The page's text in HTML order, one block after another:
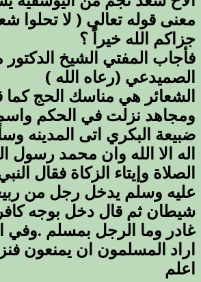
معنى قوله تعالى ( لا تحلوا
جزاكم الله خيراً ؟
فأجاب المفتي الشيخ
الصميدعي (رعاه الله )
الشعائر هي مناسك الحج
ومجاهد نزلت في الحكم
ضبيعة البكري اتى المدينه
اله الا الله وان محمد رسول
الصلاة وإيتاء الزكاة فقال
عليه وسلم يدخل رجل من
شيطان ثم قال دخل بوجه
غادر وما الرجل بمسلم .وفي
اراد المسلمون ان يمنعون
اعلم